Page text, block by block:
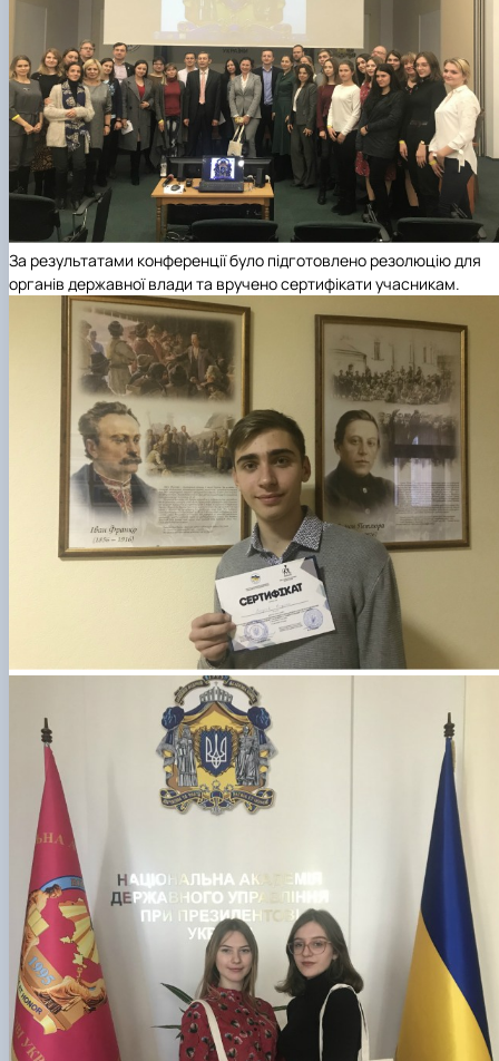
За результатами конференції було підготовлено резолюцію для
органів державної влади та вручено сертифікати учасникам.